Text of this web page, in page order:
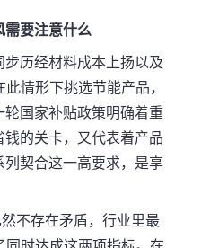
需要注意什么
步历经材料成本上扬以及
情形下挑选节能产品，
国家补贴政策明确着重
的关卡，又代表着产品
契合这一高要求，是享
不存在矛盾，行业里最